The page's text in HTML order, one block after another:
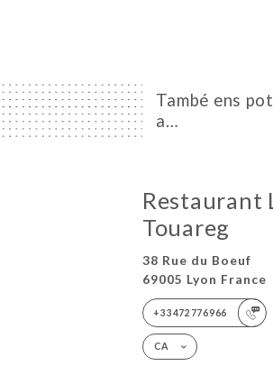
També ens
a…
Restaurant
Touareg
38 Rue du Boeuf
69005 Lyon France
+33472776966
CA